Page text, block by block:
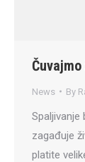
News By
Spaljivanje
zagađuje
platite